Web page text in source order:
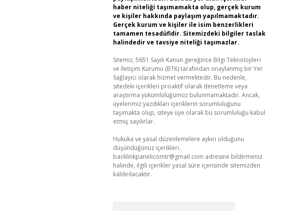
haber niteliği taşımamakta olup, gerçek kurum
ve kişiler hakkında paylaşım yapılmamaktadır.
Gerçek kurum ve kişiler ile isim benzerlikleri
tamamen tesadüfidir. Sitemizdeki bilgiler taslak
halindedir ve tavsiye niteliği taşımazlar.
Sitemiz, 5651 Sayılı Kanun gereğince Bilgi Teknolojileri
ve İletişim Kurumu (BTK) tarafından onaylanmış bir Yer
Sağlayıcı olarak hizmet vermektedir. Bu nedenle,
sitedeki içerikleri proaktif olarak denetleme veya
araştırma yükümlülüğümüz bulunmamaktadır. Ancak,
üyelerimiz yazdıkları içeriklerin sorumluluğunu
taşımakta olup, siteye üye olarak bu sorumluluğu kabul
etmiş sayılırlar.
Hukuka ve yasal düzenlemelere aykırı olduğunu
düşündüğünüz içerikleri,
backlinkpanelicomtr@gmail.com adresine bildirmeniz
halinde, ilgili içerikler yasal süre içerisinde sitemizden
kaldırılacaktır.